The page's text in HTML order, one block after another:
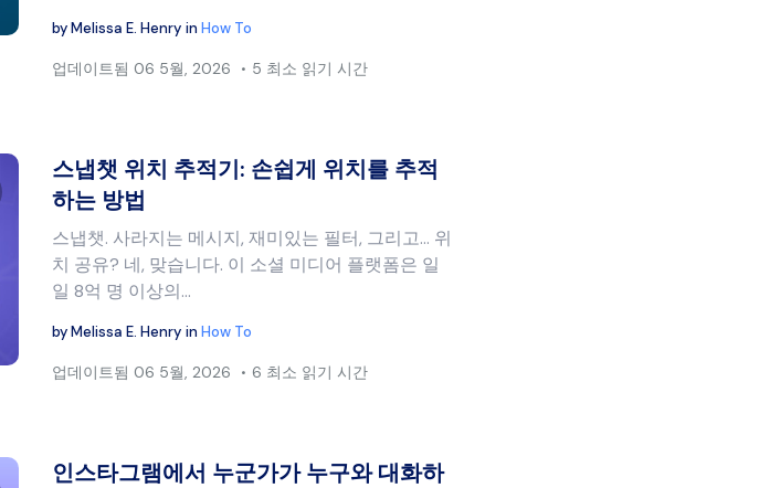
byMelissa E. Henry inHow To
업데이트됨 06 5월, 2026 5 최소 읽기 시간
이 글을 공유하세요
페이스북 링크 복사
스냅챗 위치 추적기: 손쉽게 위치를 추적
하는 방법
스냅챗. 사라지는 메시지, 재미있는 필터, 그리고… 위
치 공유? 네, 맞습니다. 이 소셜 미디어 플랫폼은 일
일 8억 명 이상의…
byMelissa E. Henry inHow To
업데이트됨 06 5월, 2026 6 최소 읽기 시간
인스타그램에서 누군가가 누구와 대화하